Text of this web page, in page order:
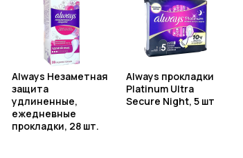
Always Незаметная
защита
удлиненные,
ежедневные
прокладки, 28 шт.
Always прокладки
Platinum Ultra
Secure Night, 5 шт